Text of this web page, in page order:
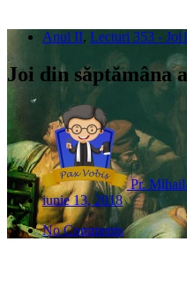
Anul II, Lecturi 353 -
Joi din săptămâna
Pr.
iunie 13, 2018
No Comments